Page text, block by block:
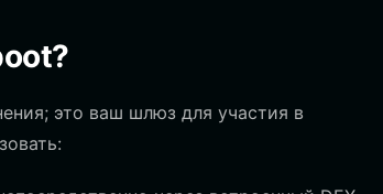
это ваш шлюз для участия в